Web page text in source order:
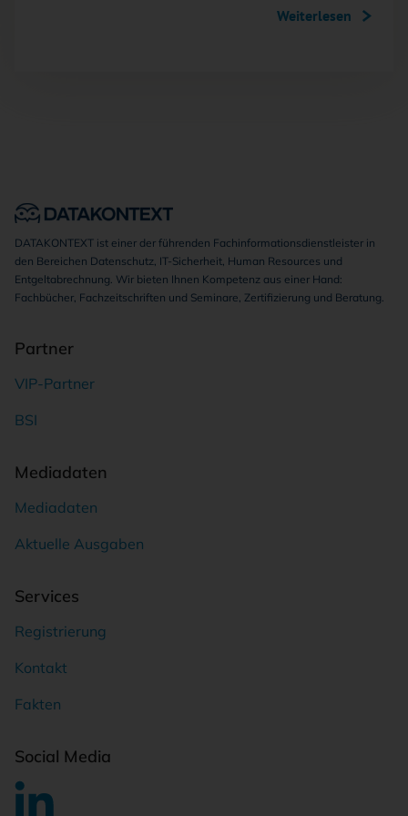
Weiterlesen
DATAKONTEXT ist einer der führenden Fachinformationsdienstleister in
den Bereichen Datenschutz, IT-Sicherheit, Human Resources und
Entgeltabrechnung. Wir bieten Ihnen Kompetenz aus einer Hand:
Fachbücher, Fachzeitschriften und Seminare, Zertifizierung und Beratung.
Partner
VIP-Partner
BSI
Mediadaten
Mediadaten
Aktuelle Ausgaben
Services
Registrierung
Kontakt
Fakten
Social Media